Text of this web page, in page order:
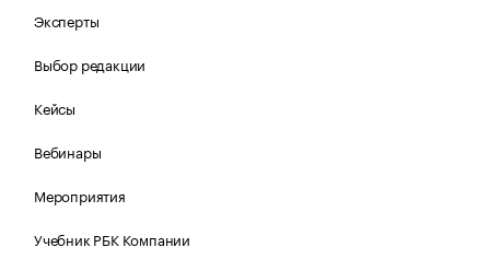
Эксперты
Выбор редакции
Кейсы
Вебинары
Мероприятия
Учебник РБК Компании